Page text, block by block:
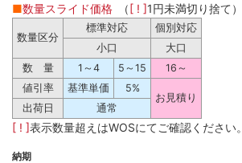
■数量スライド価格 （[ ! ]1円未満切り捨て）
数量区分
標準対応
個別対応
小口
大口
数 量
1～4 5～15
16～
値引率
基準単価
5%
お見積り
出荷日
通常
[ ! ]表示数量超えはWOSにてご確認ください。
納期